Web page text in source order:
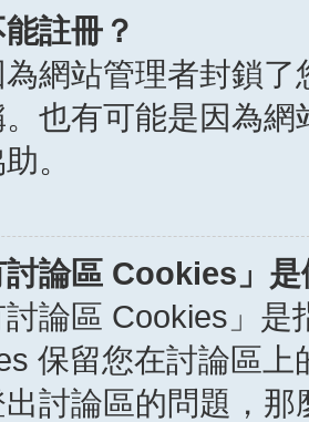
註冊？
網站管理者封鎖
也有可能是因為
。
討論區 Cookies」
討論區 Cookies」
保留您在討論區
討論區的問題，